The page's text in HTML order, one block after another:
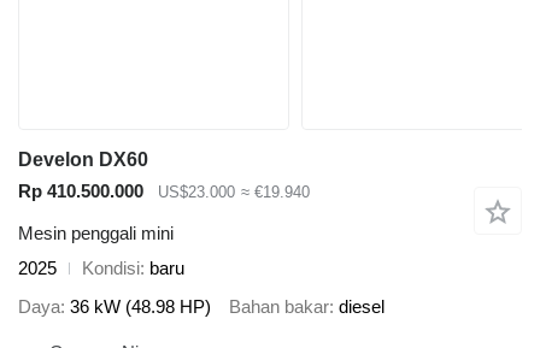
Develon DX60
Rp 410.500.000
US$23.000 ≈ €19.940
Mesin penggali mini
2025
Kondisi baru
Daya 36 kW (48.98 HP) Bahan bakar diesel